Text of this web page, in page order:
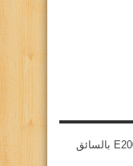
تأجير سيارات مرسيدس E200 بالسائق